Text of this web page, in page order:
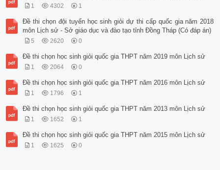
1 4302 1
Đề thi chọn đội tuyển học sinh giỏi dự thi cấp quốc gia năm 2018
môn Lịch sử - Sở giáo dục và đào tạo tỉnh Đồng Tháp (Có đáp án)
5 2620 0
Đề thi chọn học sinh giỏi quốc gia THPT năm 2019 môn Lịch sử
1 2064 0
Đề thi chọn học sinh giỏi quốc gia THPT năm 2016 môn Lịch sử
1 1796 1
Đề thi chọn học sinh giỏi quốc gia THPT năm 2013 môn Lịch sử
1 1652 1
Đề thi chọn học sinh giỏi quốc gia THPT năm 2015 môn Lịch sử
1 1625 0